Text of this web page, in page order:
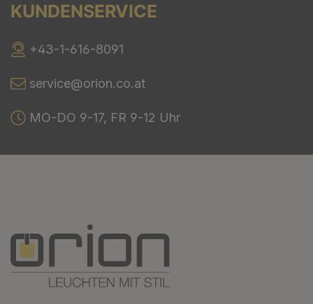
KUNDENSERVICE
+43-1-616-8091
service@orion.co.at
MO-DO 9-17, FR 9-12 Uhr